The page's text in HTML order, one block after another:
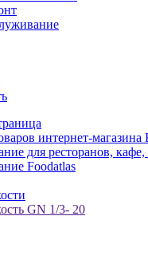
интернет-
для ресторанов,
Foodatlas
GN 1/3- 20